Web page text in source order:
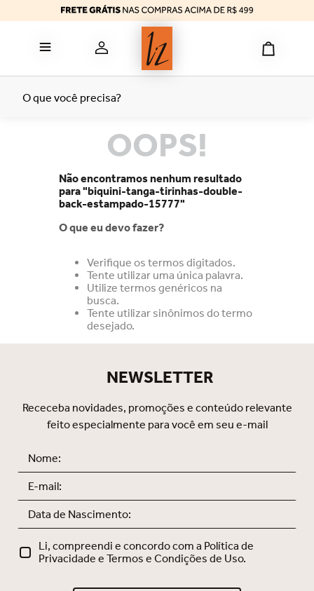
OOPS!
Não encontramos nenhum resultado
para "biquini-tanga-tirinhas-double-
back-estampado-15777"
O que eu devo fazer?
Verifique os termos digitados.
Tente utilizar uma única palavra.
Utilize termos genéricos na
busca.
Tente utilizar sinônimos do termo
desejado.
NEWSLETTER
Receceba novidades, promoções e conteúdo relevante
feito especialmente para você em seu e-mail
Li, compreendi e concordo com a Política de
Privacidade e Termos e Condições de Uso.
reducer
8º
9º tomara caia
10º bermuda